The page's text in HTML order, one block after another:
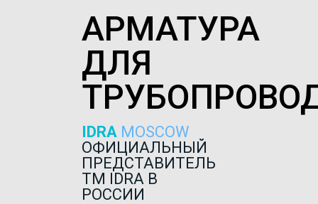
АРМАТУРА
ДЛЯ
IDRA MOSCOW
ОФИЦИАЛЬНЫЙ
ПРЕДСТАВИТЕЛЬ
ТМ IDRA В
РОССИИ